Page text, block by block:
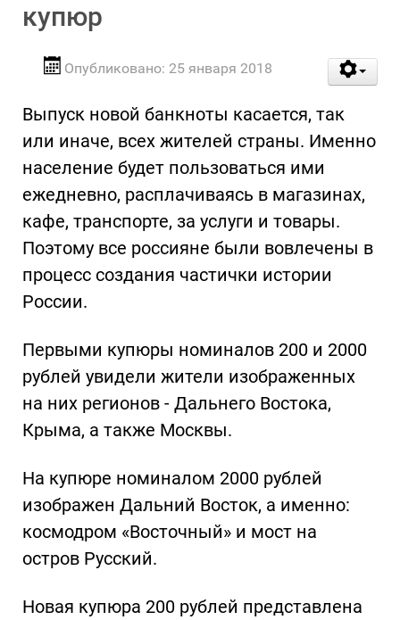
купюр
Опубликовано: 25 января 2018
Выпуск новой банкноты касается, так
или иначе, всех жителей страны. Именно
население будет пользоваться ими
ежедневно, расплачиваясь в магазинах,
кафе, транспорте, за услуги и товары.
Поэтому все россияне были вовлечены в
процесс создания частички истории
России.
Первыми купюры номиналов 200 и 2000
рублей увидели жители изображенных
на них регионов - Дальнего Востока,
Крыма, а также Москвы.
На купюре номиналом 2000 рублей
изображен Дальний Восток, а именно:
космодром «Восточный» и мост на
остров Русский.
Новая купюра 200 рублей представлена